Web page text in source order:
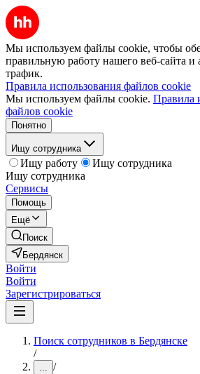
Мы используем файлы cookie, чтобы
правильную работу нашего веб-сайта и
трафик.
Правила использования файлов cookie
Мы используем файлы cookie. Правила
файлов cookie
Понятно
Ищу сотрудника
Ищу работу
Ищу сотрудника
Ищу сотрудника
Сервисы
Помощь
Ещё
Поиск
Бердянск
Войти
Войти
Зарегистрироваться
Поиск сотрудников в Бердянске
/
... /